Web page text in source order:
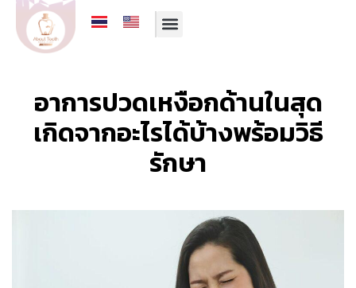
อาการปวดเหงือกด้านในสุด
เกิดจากอะไรได้บ้างพร้อมวิธี
รักษา